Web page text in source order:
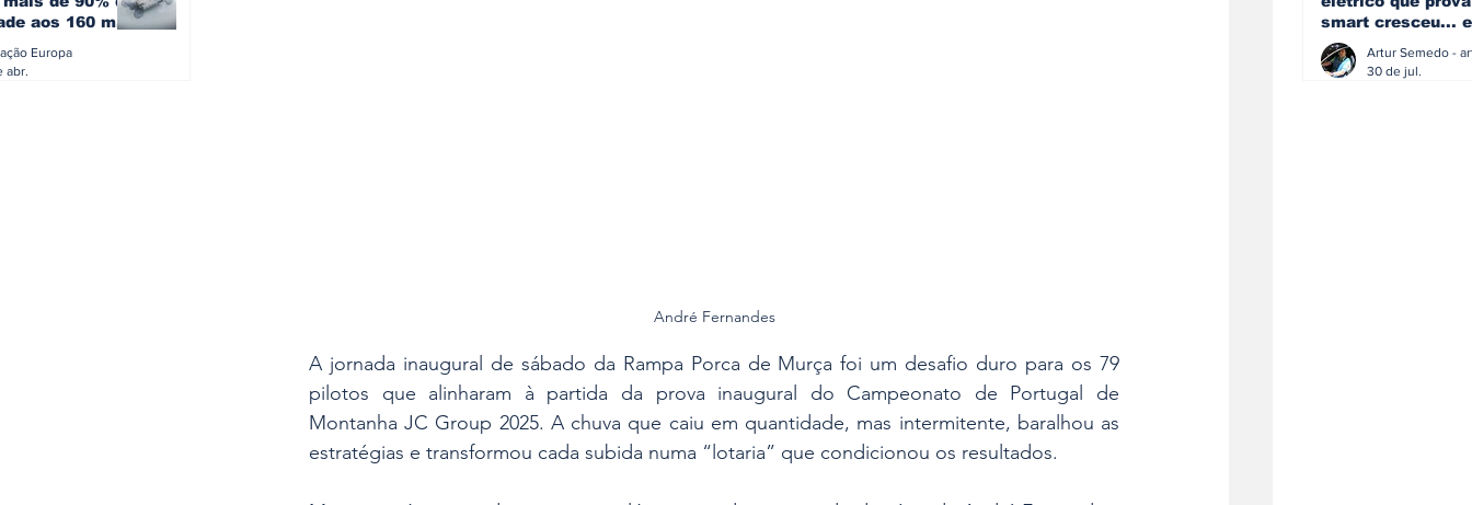
aos 160 mil
Europa
abr.
André Fernandes
A jornada inaugural de sábado da Rampa Porca de Murça foi um desafio duro para os 79
pilotos que alinharam à partida da prova inaugural do Campeonato de Portugal de
Montanha JC Group 2025. A chuva que caiu em quantidade, mas intermitente, baralhou as
estratégias e transformou cada subida numa “lotaria” que condicionou os resultados.
smart cresceu... e
amadureceu
30 de jul.